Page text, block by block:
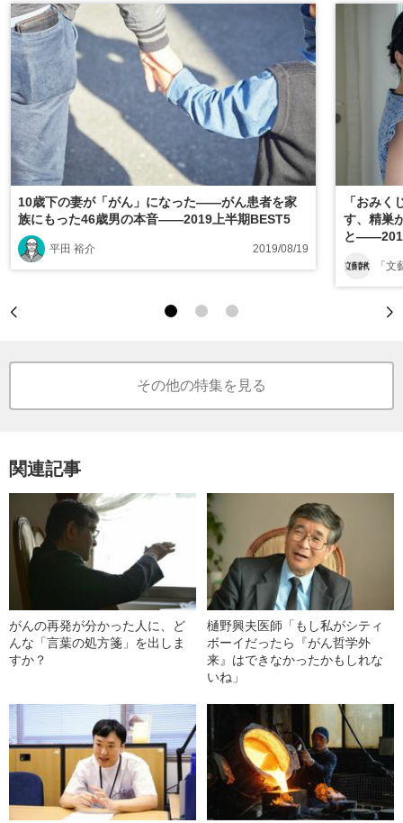
10歳下の妻が「がん」になった――がん患者を家
族にもった46歳男の本音――2019上半期BEST5
平田 裕介 2019/08/19
「おみ
す、精巣
と
「
その他の特集を見る
関連記事
がんの再発が分かった人に、ど
んな「言葉の処方箋」を出しま
すか？
樋野興夫医師「もし私がシティ
ボーイだったら『がん哲学外
来』はできなかったかもしれな
いね」